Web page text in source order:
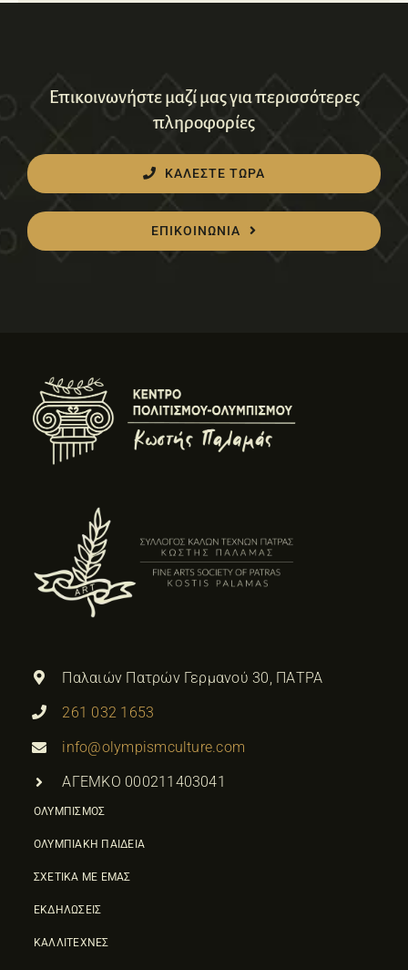
Επικοινωνήστε μαζί μας για περισσότερες
πληροφορίες
ΚΑΛΕΣΤΕ ΤΩΡΑ
ΕΠΙΚΟΙΝΩΝΙΑ
Παλαιών Πατρών Γερμανού 30, ΠΑΤΡΑ
261 032 1653
info@olympismculture.com
ΑΓΕΜΚΟ 000211403041
ΟΛΥΜΠΙΣΜΟΣ
ΟΛΥΜΠΙΑΚΗ ΠΑΙΔΕΙΑ
ΣΧΕΤΙΚΑ ΜΕ ΕΜΑΣ
ΕΚΔΗΛΩΣΕΙΣ
ΚΑΛΛΙΤΕΧΝΕΣ